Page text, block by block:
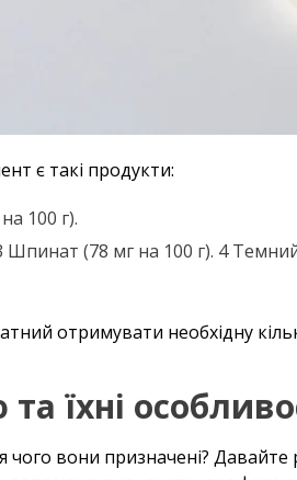
є такі продукти:
100 г).
Шпинат (78 мг на 100 г). 4
отримувати необхідну
їхні
чого вони призначені?